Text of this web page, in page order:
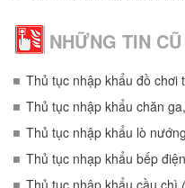
NHỮNG TIN
Thủ tục nhập khẩu đồ chơi
Thủ tục nhập khẩu chăn
Thủ tục nhập khẩu lò
Thủ tục nhạp khẩu bếp
Thủ tục nhập khẩu cầu chì